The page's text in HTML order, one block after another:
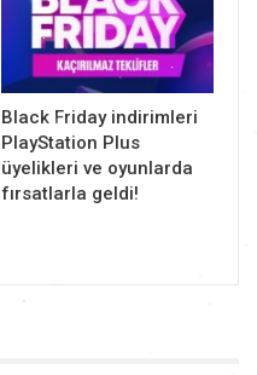
Black Friday indirimleri
PlayStation Plus
üyelikleri ve oyunlarda
fırsatlarla geldi!